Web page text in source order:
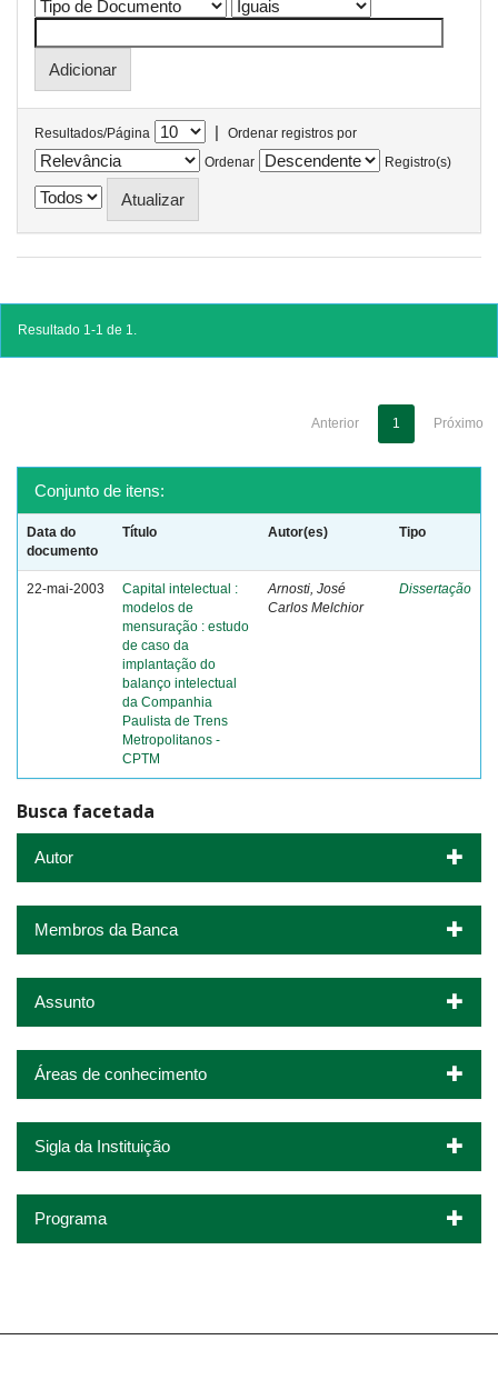
Resultados/Página |
Ordenar registros por
Ordenar
Registro(s)
Resultado 1-1 de 1.
Anterior 1 Próximo
Conjunto de itens:
Data do
documento
Título Autor(es) Tipo
22-mai-2003
Capital intelectual :
modelos de
mensuração : estudo
de caso da
implantação do
balanço intelectual
da Companhia
Paulista de Trens
Metropolitanos -
CPTM
Arnosti, José
Carlos Melchior
Dissertação
Busca facetada
Autor
Membros da Banca
Assunto
Áreas de conhecimento
Sigla da Instituição
Programa